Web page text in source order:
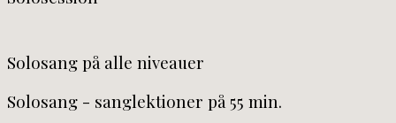
Solosang på alle niveauer
Solosang - sanglektioner på 55 min.